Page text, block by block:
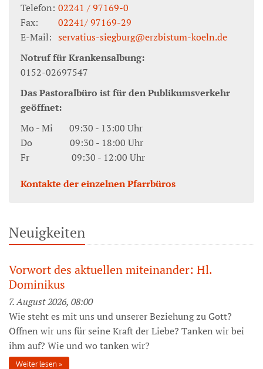
Telefon: 02241 / 97169-0
Fax:
02241/ 97169-29
E-Mail: servatius-siegburg@erzbistum-koeln.de
Notruf für Krankensalbung:
0152-02697547
Das Pastoralbüro ist für den Publikumsverkehr
geöffnet:
Mo - Mi 09:30 - 13:00 Uhr
Do 09:30 - 18:00 Uhr
Fr 09:30 - 12:00 Uhr
Kontakte der einzelnen Pfarrbüros
Neuigkeiten
Vorwort des aktuellen miteinander: Hl.
Dominikus
7. August 2026, 08:00
Wie steht es mit uns und unserer Beziehung zu Gott?
Öffnen wir uns für seine Kraft der Liebe? Tanken wir bei
ihm auf? Wie und wo tanken wir?
Weiter lesen